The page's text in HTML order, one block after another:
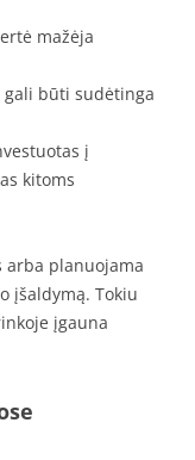
mažėja
būti sudėtinga
į
kitoms
arba planuojama
įšaldymą. Tokiu
įgauna